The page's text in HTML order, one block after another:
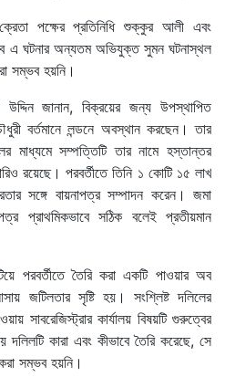
ক্রেতা পক্ষের প্রতিনিধি শুক্কুর আলী এবং
এ ঘটনার অন্যতম অভিযুক্ত সুমন ঘটনাস্থল
সম্ভব হয়নি।
উদ্দিন জানান, বিক্রয়ের জন্য উপস্থাপিত
বর্তমানে লন্ডনে অবস্থান করছেন। তার
মাধ্যমে সম্পত্তিটি তার নামে হস্তান্তর
রয়েছে। পরবর্তীতে তিনি ১ কোটি ১৫ লাখ
সঙ্গে বায়নাপত্র সম্পাদন করেন। জমা
প্রাথমিকভাবে সঠিক বলেই প্রতীয়মান
পরবর্তীতে তৈরি করা একটি পাওয়ার অব
জটিলতার সৃষ্টি হয়। সংশ্লিষ্ট দলিলের
সাবরেজিস্ট্রার কার্যালয় বিষয়টি গুরুত্বের
কারা এবং কীভাবে তৈরি করেছে, সে
সম্ভব হয়নি।